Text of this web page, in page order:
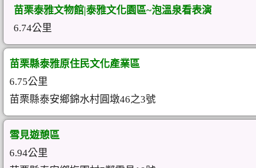
苗栗泰雅文物館|泰雅文化園區~泡溫泉看表演
6.74公里
苗栗縣泰雅原住民文化產業區
6.75公里
苗栗縣泰安鄉錦水村圓墩46之3號
雪見遊憩區
6.94公里